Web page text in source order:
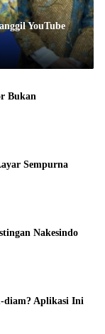
YouTube
Bukan
Sempurna
Nakesindo
diam? Aplikasi Ini